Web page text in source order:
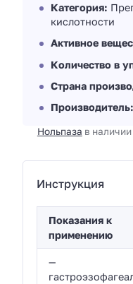
Категория:
кислотности
Активное
Количество в
Страна
Производитель:
Нольпаза в
Инструкция
Показания к
применению
—